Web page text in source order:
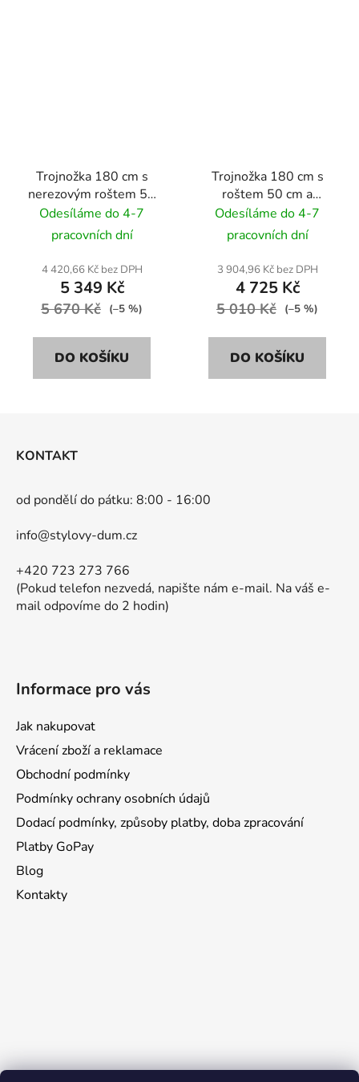
Trojnožka 180 cm s
nerezovým roštem 50
cm a přenosné ohniště
CookKing Haiti 60 cm
Odesíláme do 4-7
pracovních dní
4 420,66 Kč bez DPH
5 349 Kč
5 670 Kč (–5 %)
DO KOŠÍKU
Trojnožka 180 cm s
roštem 50 cm a
přenosné ohniště
CookKing Bali 60 cm
Odesíláme do 4-7
pracovních dní
3 904,96 Kč bez DPH
4 725 Kč
5 010 Kč (–5 %)
DO KOŠÍKU
KONTAKT
od pondělí do pátku: 8:00 - 16:00
info@stylovy-dum.cz
+420 723 273 766
(Pokud telefon nezvedá, napište nám e-mail. Na váš e-
mail odpovíme do 2 hodin)
Informace pro vás
Jak nakupovat
Vrácení zboží a reklamace
Obchodní podmínky
Podmínky ochrany osobních údajů
Dodací podmínky, způsoby platby, doba zpracování
Platby GoPay
Blog
Kontakty